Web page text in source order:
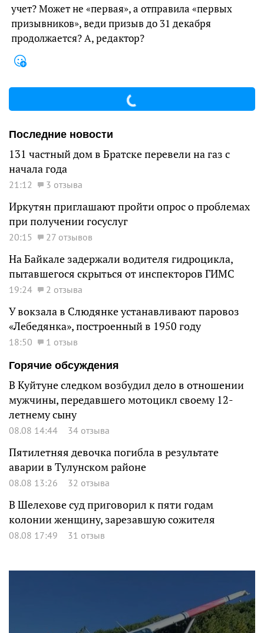
учет? Может не «первая», а отправила «первых
призывников», веди призыв до 31 декабря
продолжается? А, редактор?
Последние новости
131 частный дом в Братске перевели на газ с
начала года
21:12 3 отзыва
Иркутян приглашают пройти опрос о проблемах
при получении госуслуг
20:15 27 отзывов
На Байкале задержали водителя гидроцикла,
пытавшегося скрыться от инспекторов ГИМС
19:24 2 отзыва
У вокзала в Слюдянке устанавливают паровоз
«Лебедянка», построенный в 1950 году
18:50
1 отзыв
Горячие обсуждения
В Куйтуне следком возбудил дело в отношении
мужчины, передавшего мотоцикл своему 12-
летнему сыну
08.08 14:44 34 отзыва
Пятилетняя девочка погибла в результате
аварии в Тулунском районе
08.08 13:26 32 отзыва
В Шелехове суд приговорил к пяти годам
колонии женщину, зарезавшую сожителя
08.08 17:49 31 отзыв